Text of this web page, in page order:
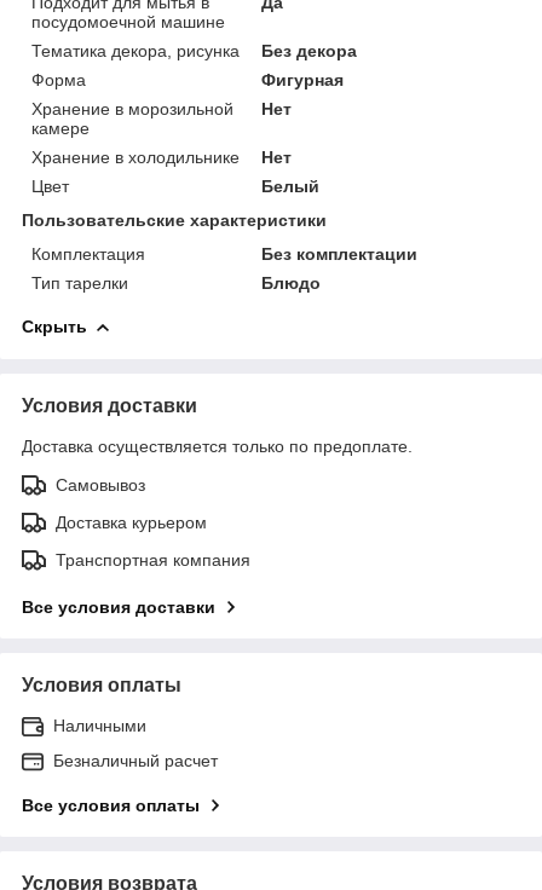
посудомоечной машине
Тематика декора, рисунка
Без декора
Форма
Фигурная
Хранение в морозильной
камере
Нет
Хранение в холодильнике
Нет
Цвет
Белый
Пользовательские характеристики
Комплектация
Без комплектации
Тип тарелки
Блюдо
Скрыть
Условия доставки
Доставка осуществляется только по предоплате.
Самовывоз
Доставка курьером
Транспортная компания
Все условия доставки
Условия оплаты
Наличными
Безналичный расчет
Все условия оплаты
Условия возврата